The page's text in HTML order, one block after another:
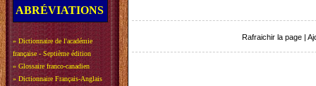
ABRÉVIATIONS
» Dictionnaire de l'académie
française - Septième édition
» Glossaire franco-canadien
» Dictionnaire Français-Anglais
Rafraichir la page